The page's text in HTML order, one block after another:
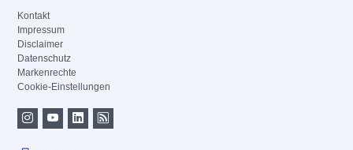
Kontakt
Impressum
Disclaimer
Datenschutz
Markenrechte
Cookie-Einstellungen